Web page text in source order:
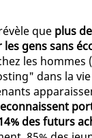
que plus
gens sans
les
dans la
des futurs